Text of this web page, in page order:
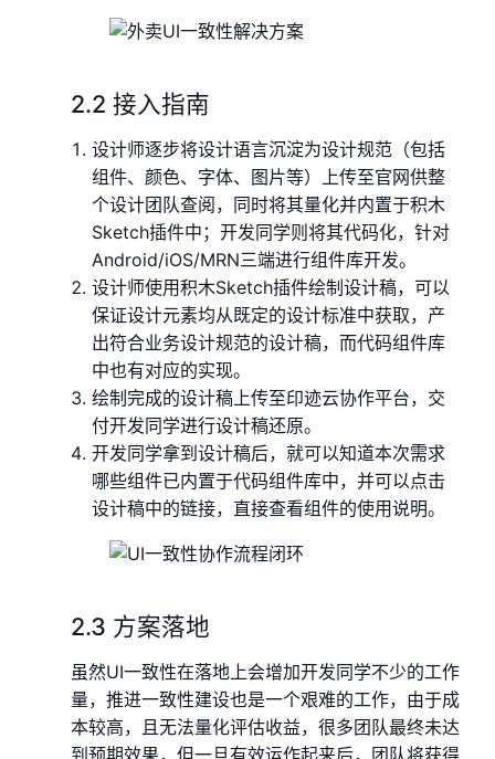
2.2 接入指南
设计师逐步将设计语言沉淀为设计规范（包括
组件、颜色、字体、图片等）上传至官网供整
个设计团队查阅，同时将其量化并内置于积木
Sketch插件中；开发同学则将其代码化，针对
Android/iOS/MRN三端进行组件库开发。
设计师使用积木Sketch插件绘制设计稿，可以
保证设计元素均从既定的设计标准中获取，产
出符合业务设计规范的设计稿，而代码组件库
中也有对应的实现。
绘制完成的设计稿上传至印迹云协作平台，交
付开发同学进行设计稿还原。
开发同学拿到设计稿后，就可以知道本次需求
哪些组件已内置于代码组件库中，并可以点击
设计稿中的链接，直接查看组件的使用说明。
2.3 方案落地
虽然UI一致性在落地上会增加开发同学不少的工作
量，推进一致性建设也是一个艰难的工作，由于成
本较高，且无法量化评估收益，很多团队最终未达